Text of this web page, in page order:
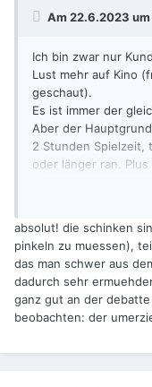
Am 22.6.2023
Ich bin zwar nur
Lust mehr auf Kino
geschaut).
Es ist immer der
Aber der
2 Stunden Spielzeit,
oder länger ran.
gegen 24:00 Uhr
tun...
absolut! die schinken
pinkeln zu muessen),
das man schwer aus
dadurch sehr
ganz gut an der
beobachten: der